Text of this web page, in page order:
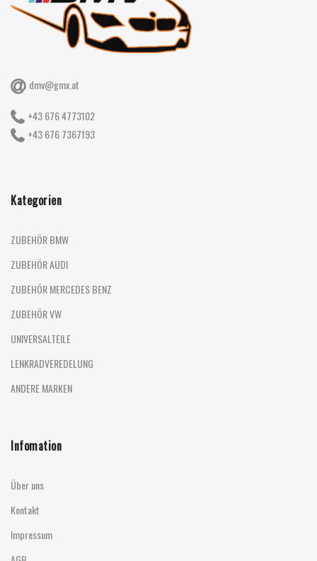
dmv@gmx.at
+43 676 4773102
+43 676 7367193
Kategorien
ZUBEHÖR BMW
ZUBEHÖR AUDI
ZUBEHÖR MERCEDES BENZ
ZUBEHÖR VW
UNIVERSALTEILE
LENKRADVEREDELUNG
ANDERE MARKEN
Infomation
Über uns
Kontakt
Impressum